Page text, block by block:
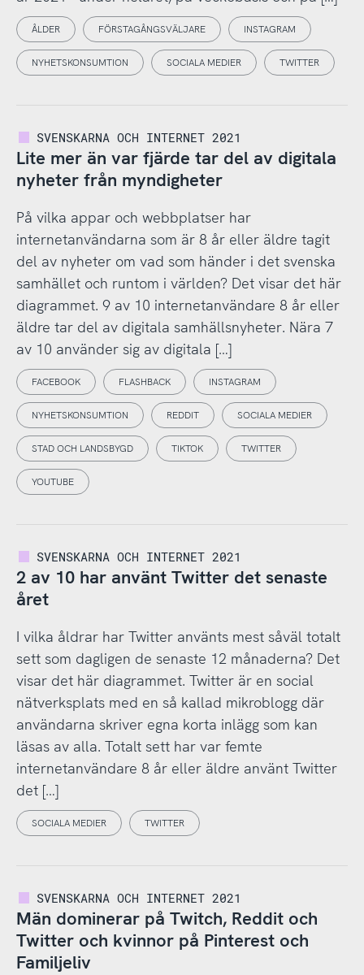
ÅLDER FÖRSTAGÅNGSVÄLJARE INSTAGRAM
NYHETSKONSUMTION SOCIALA MEDIER TWITTER
SVENSKARNA OCH INTERNET 2021
Lite mer än var fjärde tar del av digitala
nyheter från myndigheter
På vilka appar och webbplatser har
internetanvändarna som är 8 år eller äldre tagit
del av nyheter om vad som händer i det svenska
samhället och runtom i världen? Det visar det här
diagrammet. 9 av 10 internetanvändare 8 år eller
äldre tar del av digitala samhällsnyheter. Nära 7
av 10 använder sig av digitala […]
FACEBOOK FLASHBACK INSTAGRAM
NYHETSKONSUMTION REDDIT SOCIALA MEDIER
STAD OCH LANDSBYGD TIKTOK TWITTER
YOUTUBE
SVENSKARNA OCH INTERNET 2021
2 av 10 har använt Twitter det senaste
året
I vilka åldrar har Twitter använts mest såväl totalt
sett som dagligen de senaste 12 månaderna? Det
visar det här diagrammet. Twitter är en social
nätverksplats med en så kallad mikroblogg där
användarna skriver egna korta inlägg som kan
läsas av alla. Totalt sett har var femte
internetanvändare 8 år eller äldre använt Twitter
det […]
SOCIALA MEDIER TWITTER
SVENSKARNA OCH INTERNET 2021
Män dominerar på Twitch, Reddit och
Twitter och kvinnor på Pinterest och
Familjeliv